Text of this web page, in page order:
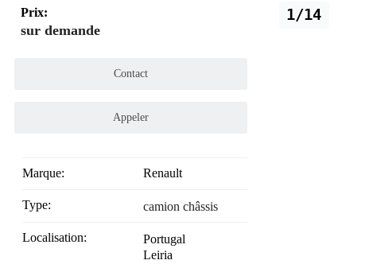
1/14
Prix:
sur demande
Contact
Appeler
Marque: Renault
Type: camion châssis
Localisation:
Portugal
Leiria